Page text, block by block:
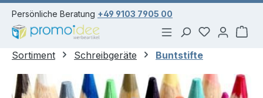
springen
Persönliche Beratung +49 9103 7905 00
Du hast 0
Sortiment Schreibgeräte Buntstifte